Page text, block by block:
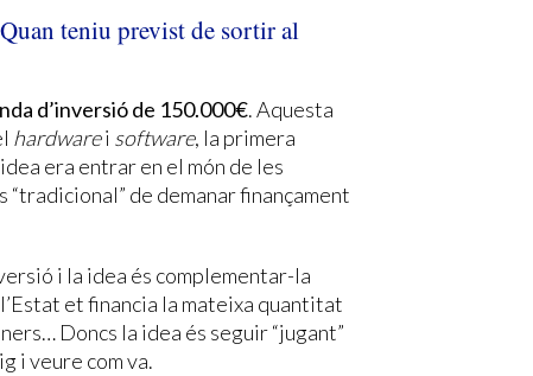
teniu previst de sortir al
d’inversió de 150.000€. Aquesta
hardwarei software, la primera
era entrar en el món de les
de demanar finançament
i la idea és complementar-la
et financia la mateixa quantitat
Doncs la idea és seguir “jugant”
i veure com va.